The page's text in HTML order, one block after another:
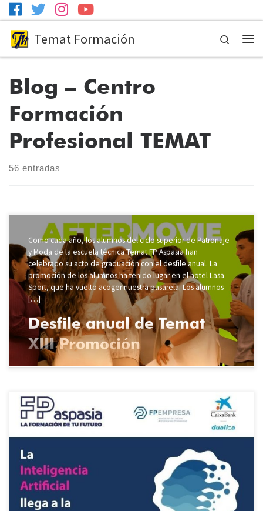
Temat Formación
Search
Blog – Centro
Formación
Profesional TEMAT
56 entradas
Como cada año, los alumnos del ciclo superior de Patronaje
y Moda de la escuela técnica Temat FP Aspasia han
celebrado su acto de graduación con el desfile anual. La
promoción de los alumnos ha tenido lugar en el hotel Lasa
Sport, que ha vuelto acoger nuestra pasarela. Los alumnos
[…]
Desfile anual de Temat
XIII Promoción
Durante los últimos meses del curso el alumnado de TEMAT y de
todos los centros de FP Aspasia que estamos desarrollando el
proyecto en red TutorIA, subvencionado por CaixaBank Dualiza y
FPEmpresa, ha estado desarrollando mediante diversas
actividades las competencias SES, para mejorar las “soft skills”
para la empleabilidad que […]